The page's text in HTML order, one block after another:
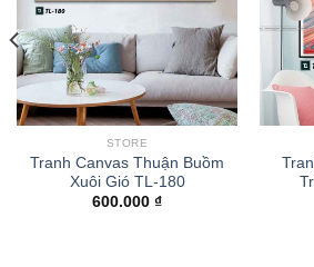
STORE
Tranh Canvas Thuận Buồm
Xuôi Gió TL-180
600.000 ₫